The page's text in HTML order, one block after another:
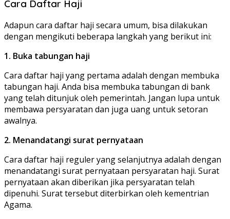
Cara Daftar Haji
Adapun cara daftar haji secara umum, bisa dilakukan
dengan mengikuti beberapa langkah yang berikut ini:
1. Buka tabungan haji
Cara daftar haji yang pertama adalah dengan membuka
tabungan haji. Anda bisa membuka tabungan di bank
yang telah ditunjuk oleh pemerintah. Jangan lupa untuk
membawa persyaratan dan juga uang untuk setoran
awalnya.
2. Menandatangi surat pernyataan
Cara daftar haji reguler yang selanjutnya adalah dengan
menandatangi surat pernyataan persyaratan haji. Surat
pernyataan akan diberikan jika persyaratan telah
dipenuhi. Surat tersebut diterbirkan oleh kementrian
Agama.